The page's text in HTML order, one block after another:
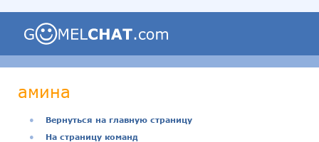
амина
●
Вернуться на главную страницу
●
На страницу команд